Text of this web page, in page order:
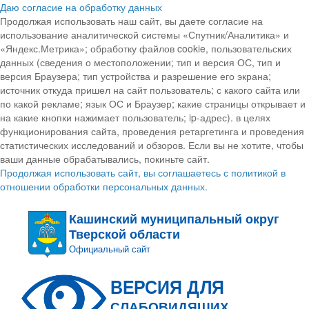
Даю согласие на обработку данных
Продолжая использовать наш сайт, вы даете согласие на
использование аналитической системы «Спутник/Аналитика» и
«Яндекс.Метрика»; обработку файлов cookie, пользовательских
данных (сведения о местоположении; тип и версия ОС, тип и
версия Браузера; тип устройства и разрешение его экрана;
источник откуда пришел на сайт пользователь; с какого сайта или
по какой рекламе; язык ОС и Браузер; какие страницы открывает и
на какие кнопки нажимает пользователь; ip-адрес). в целях
функционирования сайта, проведения ретаргетинга и проведения
статистических исследований и обзоров. Если вы не хотите, чтобы
ваши данные обрабатывались, покиньте сайт.
Продолжая использовать сайт, вы соглашаетесь с политикой в
отношении обработки персональных данных.